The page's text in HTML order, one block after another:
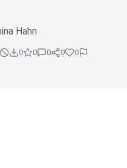
Hahn
0 0 0 0 0